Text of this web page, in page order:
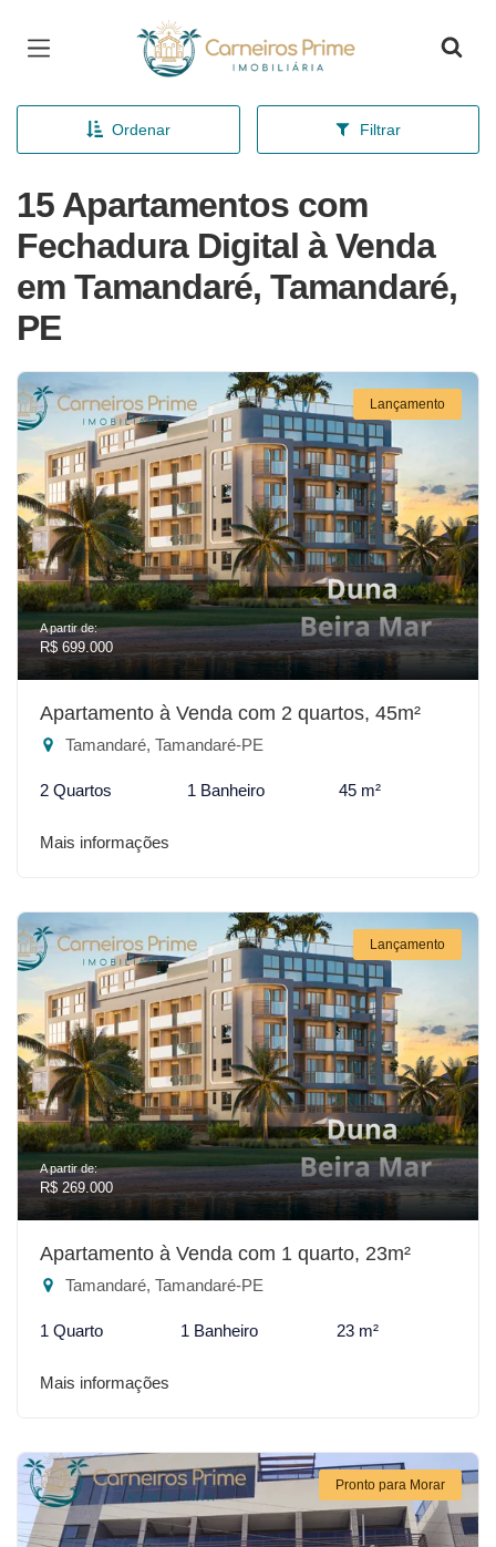
Página inicial
Ordenar Filtrar
15 Apartamentos com
Fechadura Digital à Venda
em Tamandaré, Tamandaré,
PE
Lançamento
A partir de:
R$ 699.000
Apartamento à Venda com 2 quartos, 45m²
Tamandaré, Tamandaré-PE
2 Quartos 1 Banheiro 45 m²
Mais informações
Lançamento
A partir de:
R$ 269.000
Apartamento à Venda com 1 quarto, 23m²
Tamandaré, Tamandaré-PE
1 Quarto 1 Banheiro 23 m²
Mais informações
Pronto para Morar